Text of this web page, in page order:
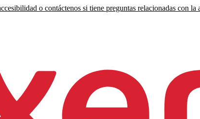
o contáctenos si tiene preguntas relacionadas con la